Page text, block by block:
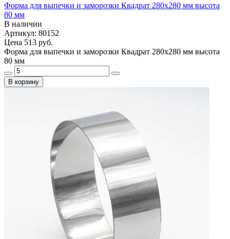
Форма для выпечки и заморозки Квадрат 280х280 мм высота
80 мм
В наличии
Артикул: 80152
Цена 513 руб.
Форма для выпечки и заморозки Квадрат 280х280 мм высота
80 мм
В корзину